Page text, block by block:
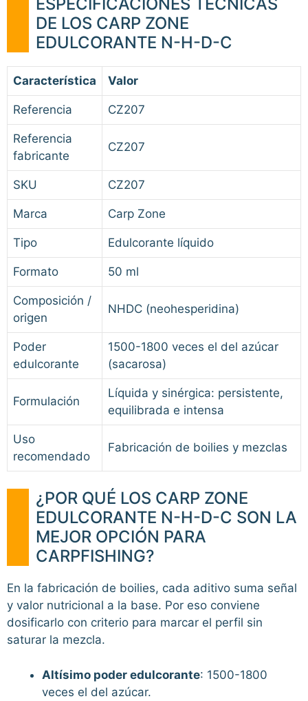
DE LOS CARP ZONE
EDULCORANTE N-H-D-C
Característica Valor
Referencia CZ207
Referencia
fabricante
CZ207
SKU CZ207
Marca Carp Zone
Tipo Edulcorante líquido
Formato 50 ml
Composición /
origen
NHDC (neohesperidina)
Poder
edulcorante
1500-1800 veces el del azúcar
(sacarosa)
Formulación
Líquida y sinérgica: persistente,
equilibrada e intensa
Uso
recomendado
Fabricación de boilies y mezclas
¿POR QUÉ LOS CARP ZONE
EDULCORANTE N-H-D-C SON LA
MEJOR OPCIÓN PARA
CARPFISHING?
En la fabricación de boilies, cada aditivo suma señal
y valor nutricional a la base. Por eso conviene
dosificarlo con criterio para marcar el perfil sin
saturar la mezcla.
Altísimo poder edulcorante: 1500-1800
veces el del azúcar.